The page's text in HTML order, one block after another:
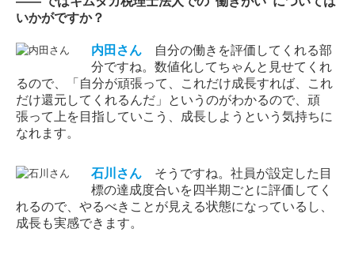
いかがですか？
内田 さん自分の働きを評価してくれる部
分ですね。数値化してちゃんと見せてくれ
るので、「自分が頑張って、これだけ成長すれば、これ
だけ還元してくれるんだ」というのがわかるので、頑
張って上を目指していこう、成長しようという気持ちに
なれます。
石川 さんそうですね。社員が設定した目
標の達成度合いを四半期ごとに評価してく
れるので、やるべきことが見える状態になっているし、
成長も実感できます。